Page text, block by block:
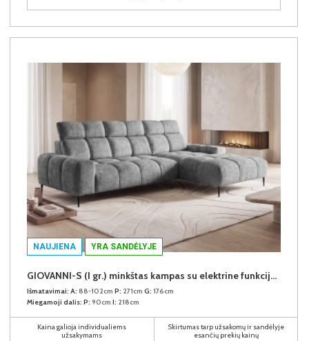
NAUJIENA YRA SANDĖLYJE
GIOVANNI-S (I gr.) minkštas kampas su elektrine funkcija (Aphrodite-21) D
Išmatavimai: A: 88-102cm P: 271cm G: 176cm
Miegamoji dalis: P: 90cm I: 218cm
Kaina galioja individualiems
užsakymams
Skirtumas tarp užsakomų ir sandėlyje
esančių prekių kainų